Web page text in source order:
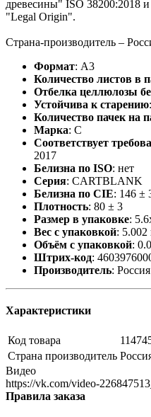
древесины" ISO 38200:2018
"Legal Origin".
Страна-производитель –
Формат: А3
Количество листов в
Отбелка целлюлозы
Устойчива к старению:
Количество пачек на
Марка: C
Соответствует
2017
Белизна по ISO: нет
Серия: CARTBLANK
Белизна по CIE: 146 ±
Плотность: 80 ± 3
Размер в упаковке:
Вес с упаковкой: 5.002
Объём с упаковкой:
Штрих-код:
Производитель: Россия
Характеристики
Код товара
Страна производитель
Видео
https://vk.com/video-
Правила заказа